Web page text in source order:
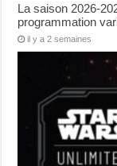
La saison 2026-
programmation
il y a 2 semaines